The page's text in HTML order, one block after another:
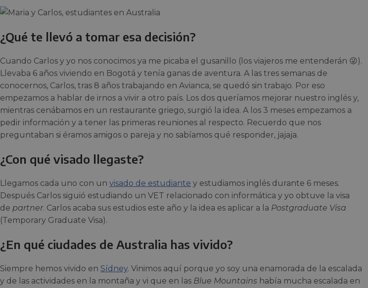
¿Qué te llevó a tomar esa decisión?
Cuando Carlos y yo nos conocimos ya me picaba el gusanillo (los viajeros me entenderán 😜).
Llevaba 6 años viviendo en Bogotá y tenía ganas de aventura. A las tres semanas de
conocernos, Carlos, tras 8 años trabajando en Avianca, se quedó sin trabajo. Por eso
empezamos a hablar de irnos a vivir a otro país. Los dos queríamos mejorar nuestro inglés y,
mientras cenábamos en un restaurante griego, surgió la idea. A los 3 meses empezamos a
pedir información y a tener las primeras reuniones al respecto. Recuerdo que nos
preguntaban si éramos amigos o pareja y no sabíamos qué responder, jajaja.
¿Con qué visado llegaste?
Llegamos cada uno con un visado de estudiante y estudiamos inglés durante 6 meses.
Después Carlos siguió estudiando un VET relacionado con informática y yo obtuve la visa
de partner. Carlos acaba sus estudios este año y la idea es aplicar a la Postgraduate Visa
(Temporary Graduate Visa).
¿En qué ciudades de Australia has vivido?
Siempre hemos vivido en Sídney. Vinimos aquí porque yo soy una enamorada de la escalada
y de las actividades en la montaña y vi que en las Blue Mountains había mucha escalada en